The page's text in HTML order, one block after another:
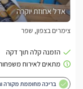
אדל אחוזת יוקרה
צימרים בצפון, שפר
בריכה מחוממת מקורה